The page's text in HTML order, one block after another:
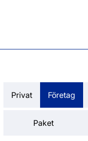
Privat Företag
Paket